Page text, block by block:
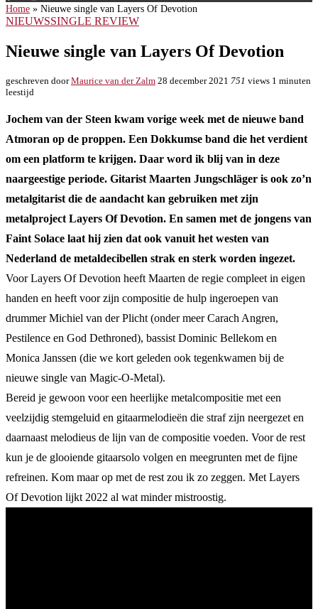
Home » Nieuwe single van Layers Of Devotion
NIEUWSSINGLE REVIEW
Nieuwe single van Layers Of Devotion
geschreven doorMaurice van der Zalm 28 december 2021 751 views 1 minuten
leestijd
Jochem van der Steen kwam vorige week met de nieuwe band
Atmoran op de proppen. Een Dokkumse band die het verdient
om een platform te krijgen. Daar word ik blij van in deze
naargeestige periode. Gitarist Maarten Jungschläger is ook zo’n
metalgitarist die de aandacht kan gebruiken met zijn
metalproject Layers Of Devotion. En samen met de jongens van
Faint Solace laat hij zien dat ook vanuit het westen van
Nederland de metaldecibellen strak en sterk worden ingezet.
Voor Layers Of Devotion heeft Maarten de regie compleet in eigen
handen en heeft voor zijn compositie de hulp ingeroepen van
drummer Michiel van der Plicht (onder meer Carach Angren,
Pestilence en God Dethroned), bassist Dominic Bellekom en
Monica Janssen (die we kort geleden ook tegenkwamen bij de
nieuwe single van Magic-O-Metal).
Bereid je gewoon voor een heerlijke metalcompositie met een
veelzijdig stemgeluid en gitaarmelodieën die straf zijn neergezet en
daarnaast melodieus de lijn van de compositie voeden. Voor de rest
kun je de glooiende gitaarsolo volgen en meegrunten met de fijne
refreinen. Kom maar op met de rest zou ik zo zeggen. Met Layers
Of Devotion lijkt 2022 al wat minder mistroostig.